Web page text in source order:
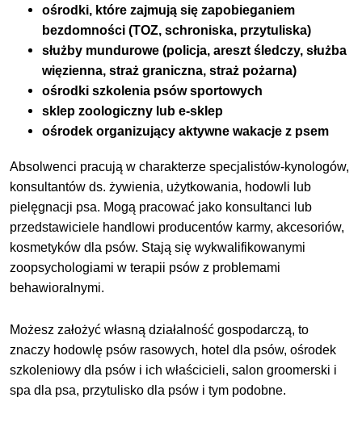
ośrodki, które zajmują się zapobieganiem
bezdomności (TOZ, schroniska, przytuliska)
służby mundurowe (policja, areszt śledczy, służba
więzienna, straż graniczna, straż pożarna)
ośrodki szkolenia psów sportowych
sklep zoologiczny lub e-sklep
ośrodek organizujący aktywne wakacje z psem
Absolwenci pracują w charakterze specjalistów-kynologów,
konsultantów ds. żywienia, użytkowania, hodowli lub
pielęgnacji psa. Mogą pracować jako konsultanci lub
przedstawiciele handlowi producentów karmy, akcesoriów,
kosmetyków dla psów. Stają się wykwalifikowanymi
zoopsychologiami w terapii psów z problemami
behawioralnymi.
Możesz założyć własną działalność gospodarczą, to
znaczy hodowlę psów rasowych, hotel dla psów, ośrodek
szkoleniowy dla psów i ich właścicieli, salon groomerski i
spa dla psa, przytulisko dla psów i tym podobne.